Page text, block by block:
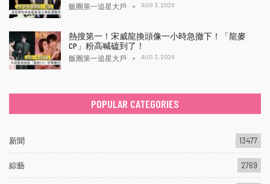
飯圈第一追星大戶 AUG 3, 2026
熱搜第一！宋威龍換頭像一小時急撤下！「龍麥
CP」粉高喊磕到了！
飯圈第一追星大戶 AUG 3, 2026
POPULAR CATEGORIES
新聞 13477
綜藝 2769